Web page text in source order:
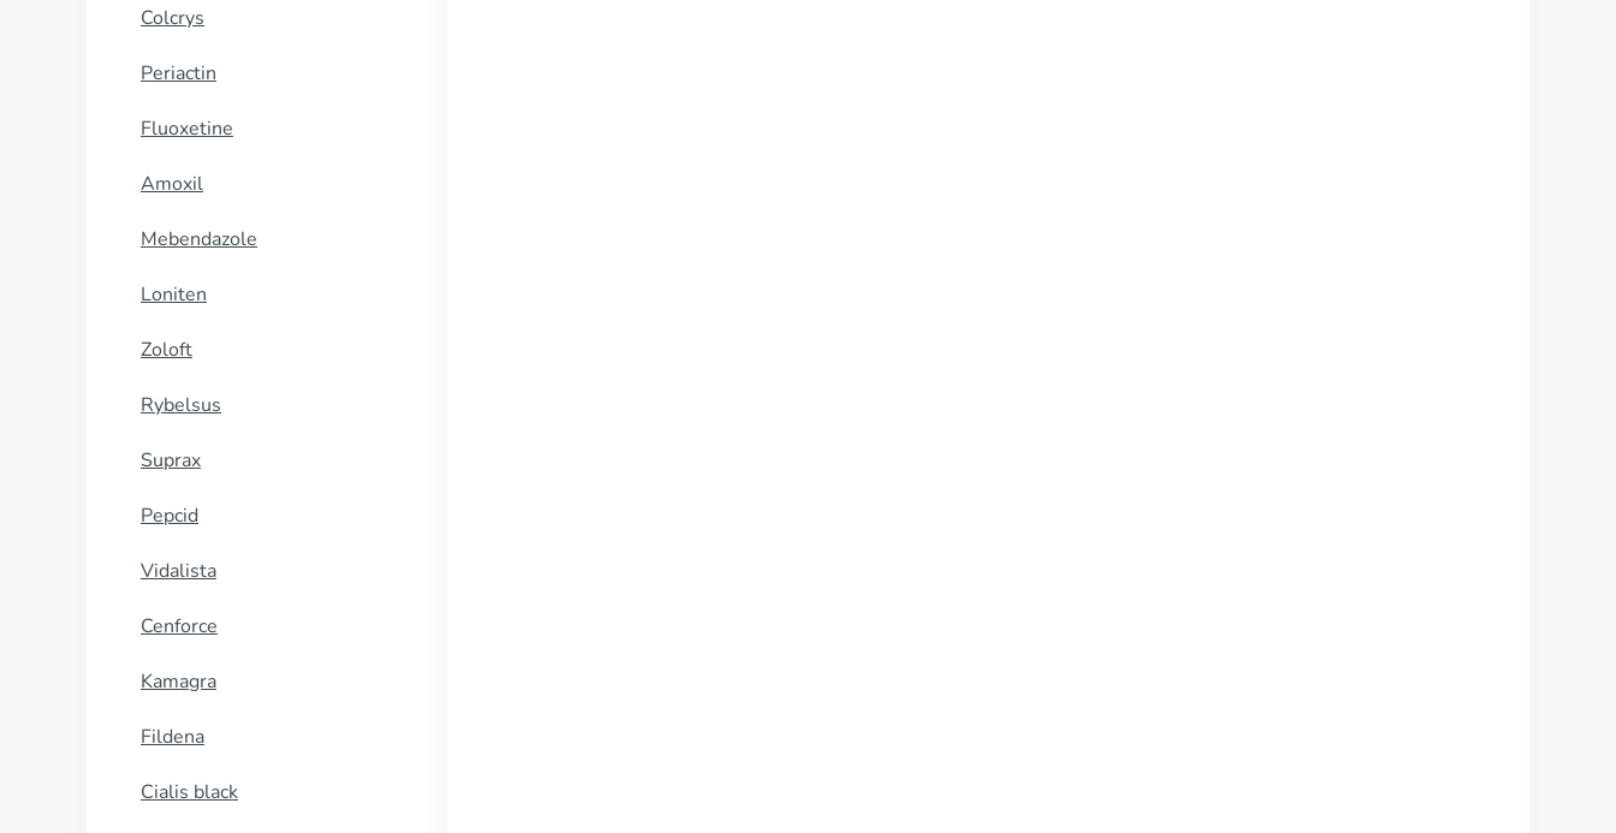
Colcrys
Periactin
Fluoxetine
Amoxil
Mebendazole
Loniten
Zoloft
Rybelsus
Suprax
Pepcid
Vidalista
Cenforce
Kamagra
Fildena
Cialis black